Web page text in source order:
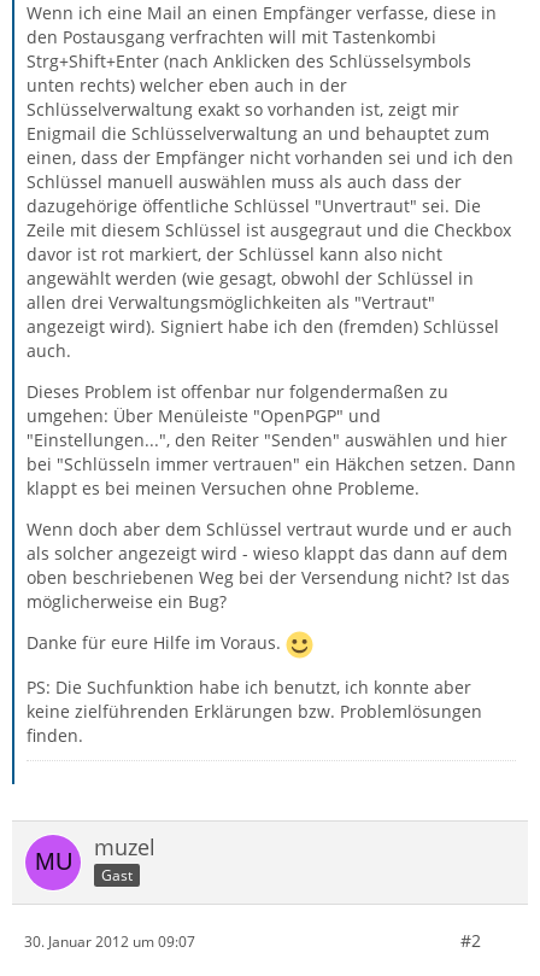
Wenn ich eine Mail an einen Empfänger verfasse, diese in
den Postausgang verfrachten will mit Tastenkombi
Strg+Shift+Enter (nach Anklicken des Schlüsselsymbols
unten rechts) welcher eben auch in der
Schlüsselverwaltung exakt so vorhanden ist, zeigt mir
Enigmail die Schlüsselverwaltung an und behauptet zum
einen, dass der Empfänger nicht vorhanden sei und ich den
Schlüssel manuell auswählen muss als auch dass der
dazugehörige öffentliche Schlüssel "Unvertraut" sei. Die
Zeile mit diesem Schlüssel ist ausgegraut und die Checkbox
davor ist rot markiert, der Schlüssel kann also nicht
angewählt werden (wie gesagt, obwohl der Schlüssel in
allen drei Verwaltungsmöglichkeiten als "Vertraut"
angezeigt wird). Signiert habe ich den (fremden) Schlüssel
auch.
Dieses Problem ist offenbar nur folgendermaßen zu
umgehen: Über Menüleiste "OpenPGP" und
"Einstellungen...", den Reiter "Senden" auswählen und hier
bei "Schlüsseln immer vertrauen" ein Häkchen setzen. Dann
klappt es bei meinen Versuchen ohne Probleme.
Wenn doch aber dem Schlüssel vertraut wurde und er auch
als solcher angezeigt wird - wieso klappt das dann auf dem
oben beschriebenen Weg bei der Versendung nicht? Ist das
möglicherweise ein Bug?
Danke für eure Hilfe im Voraus.
PS: Die Suchfunktion habe ich benutzt, ich konnte aber
keine zielführenden Erklärungen bzw. Problemlösungen
finden.
muzel
Gast
30. Januar 2012 um 09:07 #2